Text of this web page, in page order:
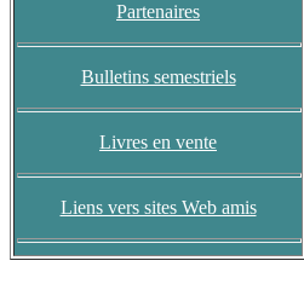
Partenaires
Bulletins semestriels
Livres en vente
Liens vers sites Web amis